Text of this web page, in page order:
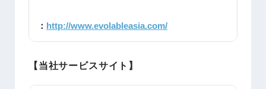
： http://www.evolableasia.com/
【当社サービスサイト】